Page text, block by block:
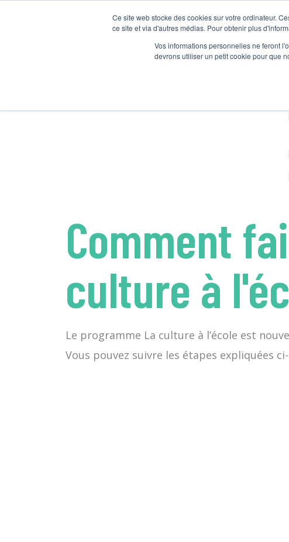
Ce site web stocke des cookies sur votre ordinateur.
ce site et via d'autres médias. Pour obtenir plus
Vos informations personnelles ne feront
devrons utiliser un petit cookie pour que
Comment
culture à
Le programme La culture à l’école est
Vous pouvez suivre les étapes expliquées